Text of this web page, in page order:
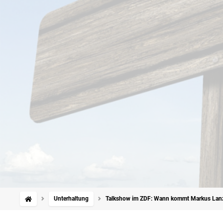
Unterhaltung Talkshow im ZDF: Wann kommt Markus